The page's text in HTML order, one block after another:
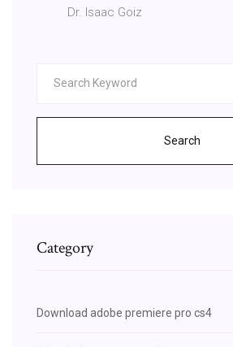
Dr. Isaac Goiz
Search
Category
Download adobe premiere pro cs4